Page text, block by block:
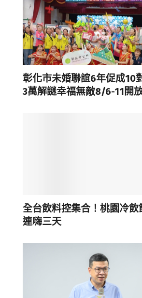
彰化市未婚聯誼6年促成10
3萬解謎幸福無敵8/6-11開
全台飲料控集合！桃園冷
連嗨三天